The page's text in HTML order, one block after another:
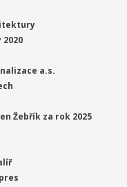
a.s.
Žebřík za rok 2025